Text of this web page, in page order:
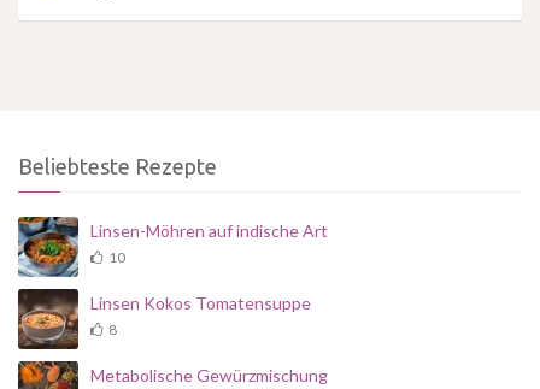
Beliebteste Rezepte
Linsen-Möhren auf indische Art
10
Linsen Kokos Tomatensuppe
8
Metabolische Gewürzmischung